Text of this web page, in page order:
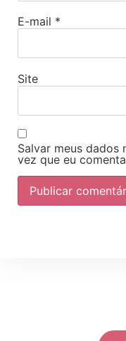
E-mail *
Site
Salvar meus dados
vez que eu